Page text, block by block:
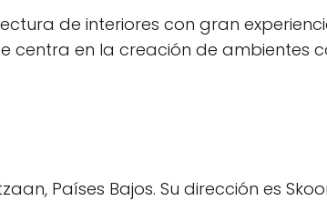
de interiores con gran
centra en la creación de ambientes
Países Bajos. Su dirección es